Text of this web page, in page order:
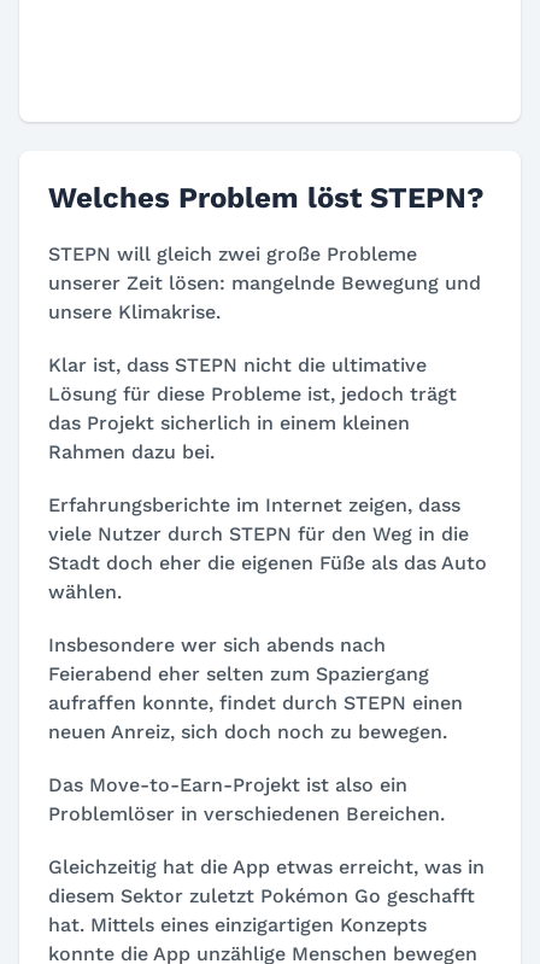
Welches Problem löst STEPN?
STEPN will gleich zwei große Probleme
unserer Zeit lösen: mangelnde Bewegung und
unsere Klimakrise.
Klar ist, dass STEPN nicht die ultimative
Lösung für diese Probleme ist, jedoch trägt
das Projekt sicherlich in einem kleinen
Rahmen dazu bei.
Erfahrungsberichte im Internet zeigen, dass
viele Nutzer durch STEPN für den Weg in die
Stadt doch eher die eigenen Füße als das Auto
wählen.
Insbesondere wer sich abends nach
Feierabend eher selten zum Spaziergang
aufraffen konnte, findet durch STEPN einen
neuen Anreiz, sich doch noch zu bewegen.
Das Move-to-Earn-Projekt ist also ein
Problemlöser in verschiedenen Bereichen.
Gleichzeitig hat die App etwas erreicht, was in
diesem Sektor zuletzt Pokémon Go geschafft
hat. Mittels eines einzigartigen Konzepts
konnte die App unzählige Menschen bewegen